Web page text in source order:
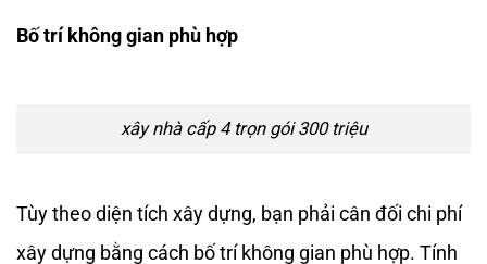
Bố trí không gian phù hợp
xây nhà cấp 4 trọn gói 300 triệu
Tùy theo diện tích xây dựng, bạn phải cân đối chi phí
xây dựng bằng cách bố trí không gian phù hợp. Tính